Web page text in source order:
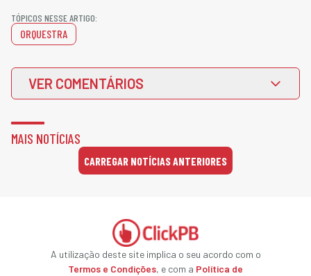
TÓPICOS NESSE ARTIGO:
ORQUESTRA
VER COMENTÁRIOS
MAIS NOTÍCIAS
CARREGAR NOTÍCIAS ANTERIORES
A utilização deste site implica o seu acordo com o
Termos e Condições, e com a Política de